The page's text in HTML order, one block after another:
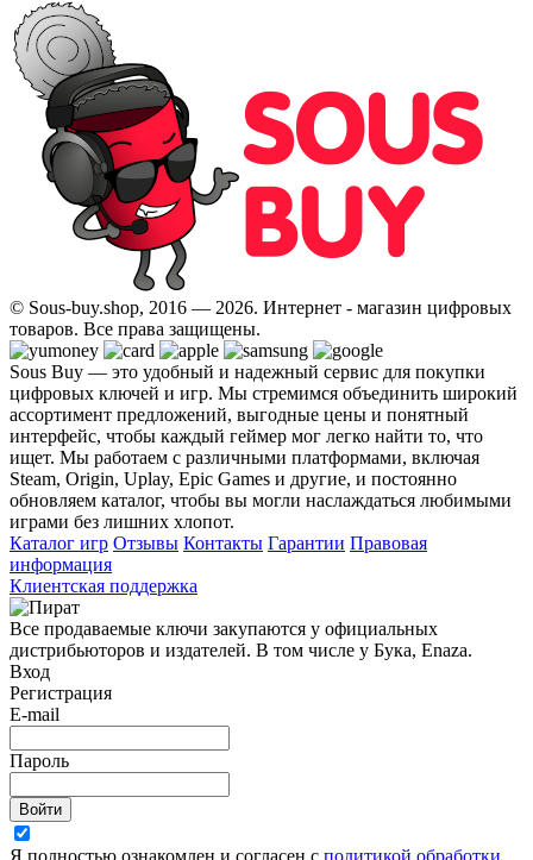
© Sous-buy.shop, 2016 — 2026. Интернет - магазин цифровых
товаров. Все права защищены.
Sous Buy — это удобный и надежный сервис для покупки
цифровых ключей и игр. Мы стремимся объединить широкий
ассортимент предложений, выгодные цены и понятный
интерфейс, чтобы каждый геймер мог легко найти то, что
ищет. Мы работаем с различными платформами, включая
Steam, Origin, Uplay, Epic Games и другие, и постоянно
обновляем каталог, чтобы вы могли наслаждаться любимыми
играми без лишних хлопот.
Каталог игр Отзывы Контакты Гарантии Правовая
информация
Клиентская поддержка
Все продаваемые ключи закупаются у официальных
дистрибьюторов и издателей. В том числе у Бука, Enaza.
Вход
Регистрация
E-mail
Пароль
Войти
Я полностью ознакомлен и согласен с политикой обработки